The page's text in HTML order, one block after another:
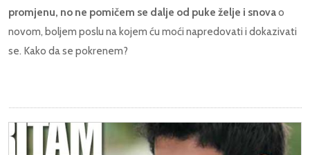
promjenu, no ne pomičem se dalje od puke želje i snovao
novom, boljem poslu na kojem ću moći napredovati i dokazivati
se. Kako da se pokrenem?